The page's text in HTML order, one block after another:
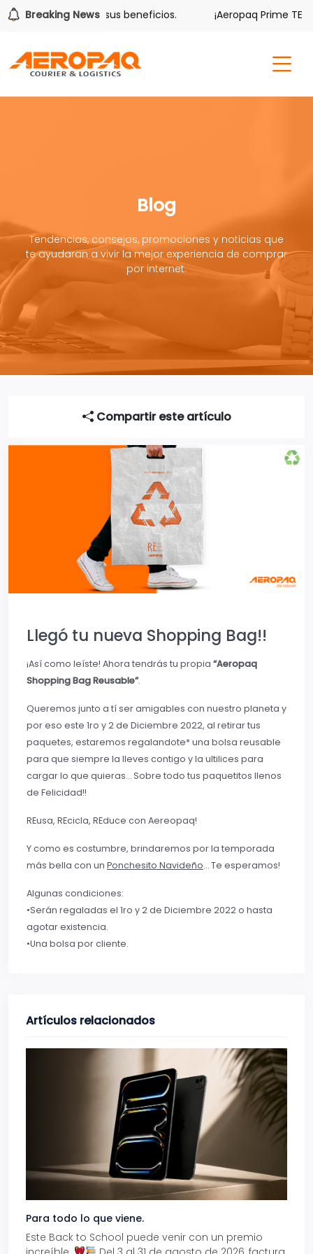
Breaking News
también tiene sus beneficios. ¡Aeropaq Prime TE DA
Blog
Tendencias, consejos, promociones y noticias que
te ayudaran a vivir la mejor experiencia de comprar
por internet.
Compartir este artículo
Llegó tu nueva Shopping Bag!!
¡Así como leíste! Ahora tendrás tu propia “Aeropaq
Shopping Bag Reusable”.
Queremos junto a tí ser amigables con nuestro planeta y
por eso este 1ro y 2 de Diciembre 2022, al retirar tus
paquetes, estaremos regalandote* una bolsa reusable
para que siempre la lleves contigo y la ultilices para
cargar lo que quieras… Sobre todo tus paquetitos llenos
de Felicidad!!
REusa, REcicla, REduce con Aereopaq!
Y como es costumbre, brindaremos por la temporada
más bella con un Ponchesito Navideño… Te esperamos!
Algunas condiciones:
•Serán regaladas el 1ro y 2 de Diciembre 2022 o hasta
agotar existencia.
•Una bolsa por cliente.
Artículos relacionados
Para todo lo que viene.
Este Back to School puede venir con un premio